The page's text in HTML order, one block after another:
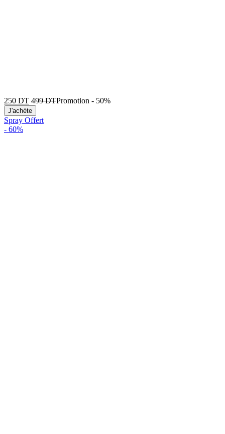
250 DT 499DTPromotion - 50%
J'achète
Spray Offert
- 60%